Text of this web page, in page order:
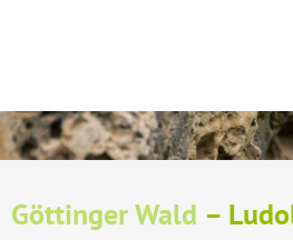
Göttinger Wald –